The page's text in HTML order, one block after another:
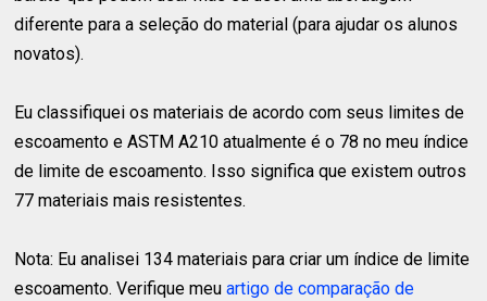
diferente para a seleção do material (para ajudar os alunos
novatos).
Eu classifiquei os materiais de acordo com seus limites de
escoamento e ASTM A210 atualmente é o 78 no meu índice
de limite de escoamento. Isso significa que existem outros
77 materiais mais resistentes.
Nota: Eu analisei 134 materiais para criar um índice de limite
escoamento. Verifique meuartigo de comparação de